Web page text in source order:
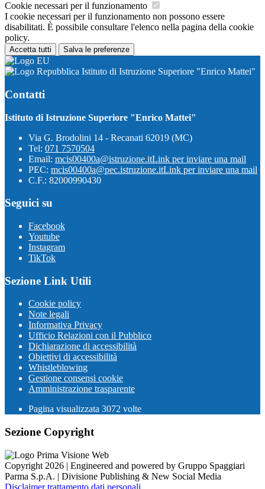
Cookie necessari per il funzionamento
I cookie necessari per il funzionamento non possono essere
disabilitati. È possibile consultare l'elenco nella pagina della cookie
policy.
Accetta tutti Salva le preferenze
Istituto di Istruzione Superiore "Enrico Mattei"
Contatti
Istituto di Istruzione Superiore "Enrico Mattei"
Via G. Brodolini 14 - Recanati 62019 (MC)
Tel: 071 7570504
Email: mcis00400a@istruzione.itLink per inviare una mail
PEC: mcis00400a@pec.istruzione.itLink per inviare una mail
C.F.: 82000990430
Seguici su
Facebook
Youtube
Instagram
TikTok
Sezione Link Utili
Cookie policy
Note legali
Informativa Privacy
Ufficio Relazioni con il Pubblico
Dichiarazione di accessibilità
Obiettivi di accessibilità
Whistleblowing
Gestione consensi cookie
Amministrazione trasparente
Pagina visualizzata 3072 volte
Sezione Copyright
Copyright 2026 | Engineered and powered by Gruppo Spaggiari
Parma S.p.A. | Divisione Publishing & New Social Media
Disclaimer trattamento dati personali